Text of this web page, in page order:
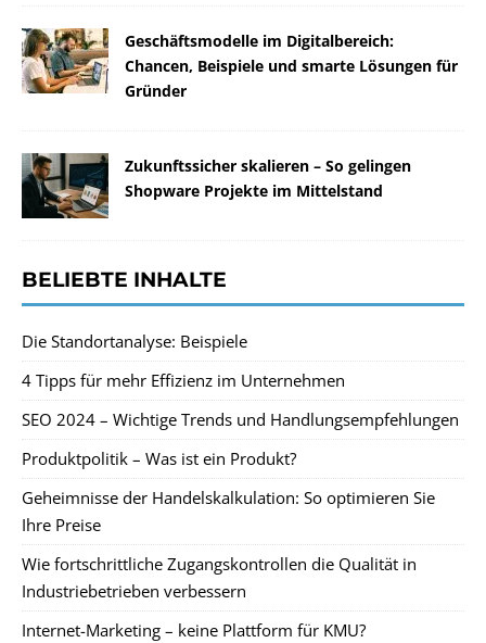
Geschäftsmodelle im Digitalbereich:
Chancen, Beispiele und smarte Lösungen für
Gründer
Zukunftssicher skalieren – So gelingen
Shopware Projekte im Mittelstand
BELIEBTE INHALTE
Die Standortanalyse: Beispiele
4 Tipps für mehr Effizienz im Unternehmen
SEO 2024 – Wichtige Trends und Handlungsempfehlungen
Produktpolitik – Was ist ein Produkt?
Geheimnisse der Handelskalkulation: So optimieren Sie
Ihre Preise
Wie fortschrittliche Zugangskontrollen die Qualität in
Industriebetrieben verbessern
Internet-Marketing – keine Plattform für KMU?